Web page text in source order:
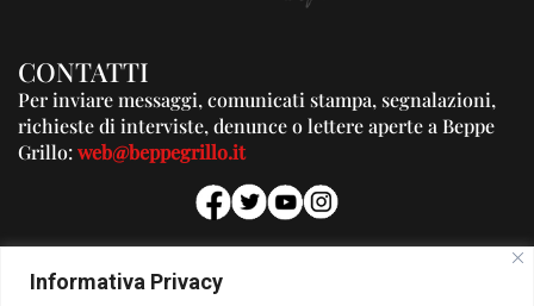
Informativa Privacy
CONTATTI
Per inviare messaggi, comunicati stampa, segnalazioni,
richieste di interviste, denunce o lettere aperte a Beppe
Grillo:web@beppegrillo.it
PUBBLICITA'
Per la tua pubblicità su questo Blog: